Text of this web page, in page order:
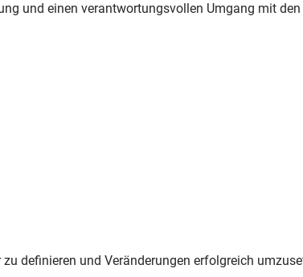
und einen verantwortungsvollen Umgang mit den
definieren und Veränderungen erfolgreich